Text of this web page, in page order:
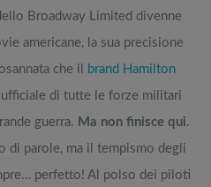
Broadway Limited divenne
americane, la sua precisione
che il
brand Hamilton
di tutte le forze militari
guerra. Ma non finisce qui.
di parole, ma il tempismo degli
perfetto! Al polso dei piloti